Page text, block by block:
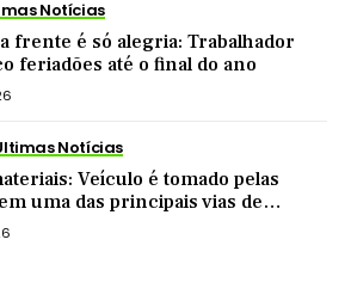
Notícias
frente é só alegria: Trabalhador
feriadões até o final do ano
Notícias
Veículo é tomado pelas
uma das principais vias de